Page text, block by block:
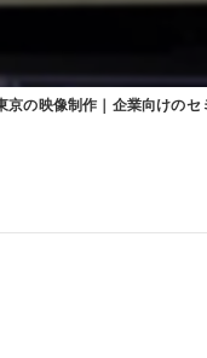
京の映像制作｜企業向けのセ